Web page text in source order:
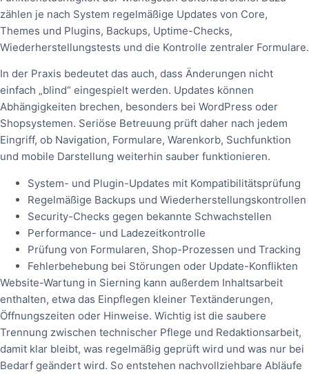
zählen je nach System regelmäßige Updates von Core,
Themes und Plugins, Backups, Uptime-Checks,
Wiederherstellungstests und die Kontrolle zentraler Formulare.
In der Praxis bedeutet das auch, dass Änderungen nicht
einfach „blind“ eingespielt werden. Updates können
Abhängigkeiten brechen, besonders bei WordPress oder
Shopsystemen. Seriöse Betreuung prüft daher nach jedem
Eingriff, ob Navigation, Formulare, Warenkorb, Suchfunktion
und mobile Darstellung weiterhin sauber funktionieren.
System- und Plugin-Updates mit Kompatibilitätsprüfung
Regelmäßige Backups und Wiederherstellungskontrollen
Security-Checks gegen bekannte Schwachstellen
Performance- und Ladezeitkontrolle
Prüfung von Formularen, Shop-Prozessen und Tracking
Fehlerbehebung bei Störungen oder Update-Konflikten
Website-Wartung in Sierning kann außerdem Inhaltsarbeit
enthalten, etwa das Einpflegen kleiner Textänderungen,
Öffnungszeiten oder Hinweise. Wichtig ist die saubere
Trennung zwischen technischer Pflege und Redaktionsarbeit,
damit klar bleibt, was regelmäßig geprüft wird und was nur bei
Bedarf geändert wird. So entstehen nachvollziehbare Abläufe